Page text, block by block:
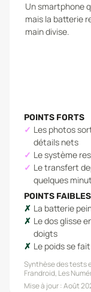
Un smartphone
mais la batterie
main divise.
POINTS FORTS
Les photos
détails nets
Le système
Le transfert
quelques
POINTS FAIBLES
La batterie
Le dos glisse
doigts
Le poids se
Synthèse des tests
Frandroid, Les
Mise à jour :Août